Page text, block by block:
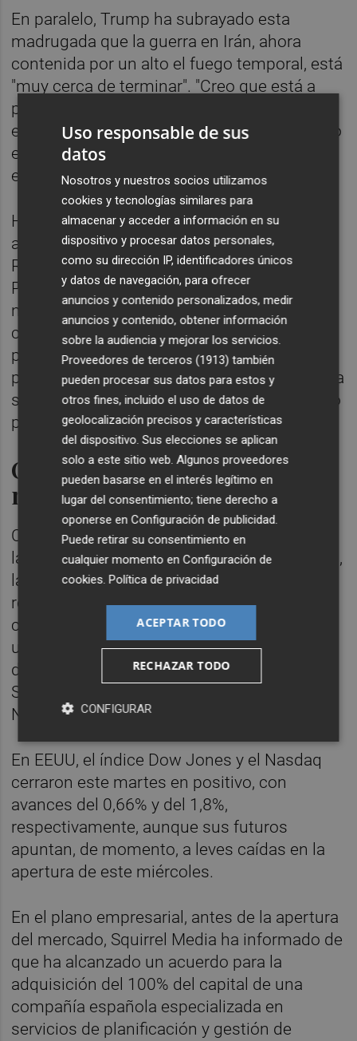
En paralelo, Trump ha subrayado esta
madrugada que la guerra en Irán, ahora
contenida por un alto el fuego temporal, está
"muy cerca de terminar". "Creo que está a
punto de terminar, es decir, considero que
está muy cerca de terminar", ha manifestado
el inquilino de la Casa Blanca en una
entrevista con la cadena Fox.
Horas antes, el mandatario estadounidense
apuntó a nuevas conversaciones con la
República Islámica dentro de "dos días" en
Pakistán, tras las infructuosas
negociaciones del pasado sábado en la
capital, Islamabad. "No hemos terminado,
pero ya veremos qué pasa", ha espetado el
presidente norteamericano agregando que, a
su juicio, el Ejecutivo iraní "está desesperado
por llegar a un acuerdo".
Optimismo en las bolsas del
mundo
Con la esperanza de que se retomen pronto
las conversaciones de paz entre EEUU e Irán,
las principales Bolsas asiáticas registran
repuntes en la jornada de este miércoles. En
concreto, el Kospi surcoreano ha avanzado
un 2,1%, mientras que el índice Hang Seng
de Hong Kong sube un 0,6% y la Bolsa de
Shanghai ha cerrado en tablas. En Japón, el
Nikkei ha ganado un 0,6%.
En EEUU, el índice Dow Jones y el Nasdaq
cerraron este martes en positivo, con
avances del 0,66% y del 1,8%,
respectivamente, aunque sus futuros
apuntan, de momento, a leves caídas en la
apertura de este miércoles.
En el plano empresarial, antes de la apertura
del mercado, Squirrel Media ha informado de
que ha alcanzado un acuerdo para la
adquisición del 100% del capital de una
compañía española especializada en
servicios de planificación y gestión de
Uso responsable de sus
datos
Nosotros y nuestros socios utilizamos
cookies y tecnologías similares para
almacenar y acceder a información en su
dispositivo y procesar datos personales,
como su dirección IP, identificadores únicos
y datos de navegación, para ofrecer
anuncios y contenido personalizados, medir
anuncios y contenido, obtener información
sobre la audiencia y mejorar los servicios.
Proveedores de terceros (1913) también
pueden procesar sus datos para estos y
otros fines, incluido el uso de datos de
geolocalización precisos y características
del dispositivo. Sus elecciones se aplican
solo a este sitio web. Algunos proveedores
pueden basarse en el interés legítimo en
lugar del consentimiento; tiene derecho a
oponerse enConfiguración de publicidad
Puede retirar su consentimiento en
cualquier momento enConfiguración de
cookies .Política de privacidad
ACEPTAR TODO
RECHAZAR TODO
CONFIGURAR